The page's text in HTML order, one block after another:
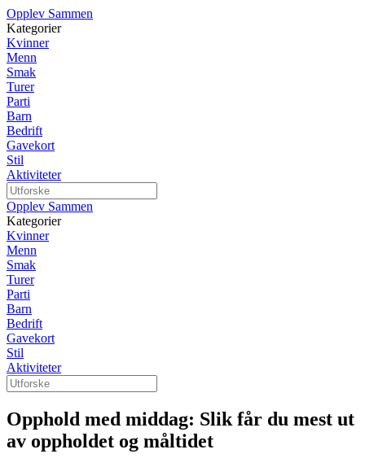
Opplev Sammen
Kategorier
Kvinner
Menn
Smak
Turer
Parti
Barn
Bedrift
Gavekort
Stil
Aktiviteter
Opplev Sammen
Kategorier
Kvinner
Menn
Smak
Turer
Parti
Barn
Bedrift
Gavekort
Stil
Aktiviteter
Opphold med middag: Slik får du mest ut
av oppholdet og måltidet